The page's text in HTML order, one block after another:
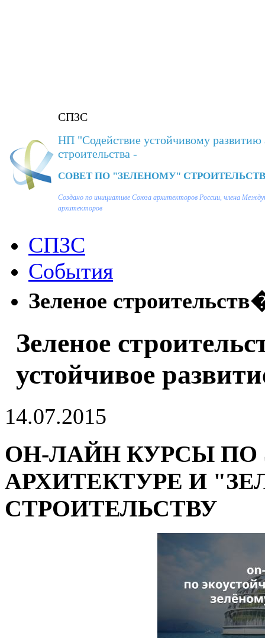
СПЗС
НП "Содействие устойчивому развитию
строительства -
СОВЕТ ПО "ЗЕЛЕНОМУ"
Создано по инициативе Союза архитекторов России, члена
архитекторов
СПЗС
События
Зеленое
Зеленое
устойчивое
14.07.2015
ОН-ЛАЙН КУРСЫ
АРХИТЕКТУРЕ И
СТРОИТЕЛЬСТВУ